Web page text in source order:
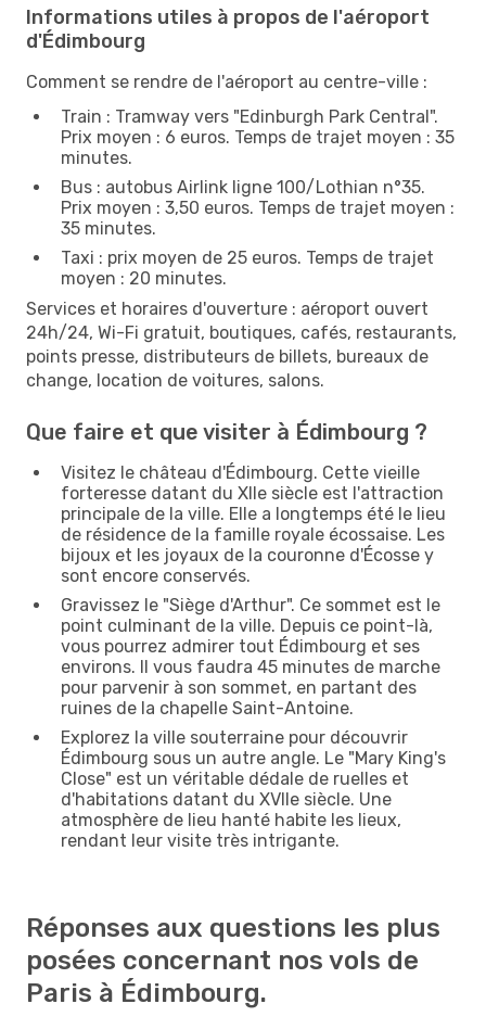
Informations utiles à propos de l'aéroport
d'Édimbourg
Comment se rendre de l'aéroport au centre-ville :
Train : Tramway vers "Edinburgh Park Central".
Prix moyen : 6 euros. Temps de trajet moyen : 35
minutes.
Bus : autobus Airlink ligne 100/Lothian n°35.
Prix moyen : 3,50 euros. Temps de trajet moyen :
35 minutes.
Taxi : prix moyen de 25 euros. Temps de trajet
moyen : 20 minutes.
Services et horaires d'ouverture : aéroport ouvert
24h/24, Wi-Fi gratuit, boutiques, cafés, restaurants,
points presse, distributeurs de billets, bureaux de
change, location de voitures, salons.
Que faire et que visiter à Édimbourg ?
Visitez le château d'Édimbourg. Cette vieille
forteresse datant du XIIe siècle est l'attraction
principale de la ville. Elle a longtemps été le lieu
de résidence de la famille royale écossaise. Les
bijoux et les joyaux de la couronne d'Écosse y
sont encore conservés.
Gravissez le "Siège d'Arthur". Ce sommet est le
point culminant de la ville. Depuis ce point-là,
vous pourrez admirer tout Édimbourg et ses
environs. Il vous faudra 45 minutes de marche
pour parvenir à son sommet, en partant des
ruines de la chapelle Saint-Antoine.
Explorez la ville souterraine pour découvrir
Édimbourg sous un autre angle. Le "Mary King's
Close" est un véritable dédale de ruelles et
d'habitations datant du XVIIe siècle. Une
atmosphère de lieu hanté habite les lieux,
rendant leur visite très intrigante.
Réponses aux questions les plus
posées concernant nos vols de
Paris à Édimbourg.